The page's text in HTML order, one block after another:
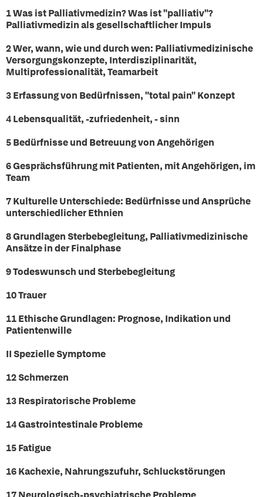
1 Was ist Palliativmedizin? Was ist "palliativ"?
Palliativmedizin als gesellschaftlicher Impuls
2 Wer, wann, wie und durch wen: Palliativmedizinische
Versorgungskonzepte, Interdisziplinarität,
Multiprofessionalität, Teamarbeit
3 Erfassung von Bedürfnissen, "total pain" Konzept
4 Lebensqualität, -zufriedenheit, - sinn
5 Bedürfnisse und Betreuung von Angehörigen
6 Gesprächsführung mit Patienten, mit Angehörigen, im
Team
7 Kulturelle Unterschiede: Bedürfnisse und Ansprüche
unterschiedlicher Ethnien
8 Grundlagen Sterbebegleitung, Palliativmedizinische
Ansätze in der Finalphase
9 Todeswunsch und Sterbebegleitung
10 Trauer
11 Ethische Grundlagen: Prognose, Indikation und
Patientenwille
II Spezielle Symptome
12 Schmerzen
13 Respiratorische Probleme
14 Gastrointestinale Probleme
15 Fatigue
16 Kachexie, Nahrungszufuhr, Schluckstörungen